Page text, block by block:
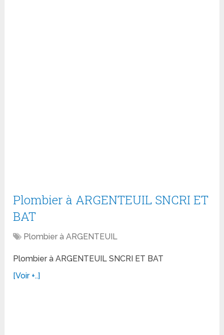
Plombier à ARGENTEUIL SNCRI ET
BAT
Plombier à ARGENTEUIL
Plombier à ARGENTEUIL SNCRI ET BAT
[Voir +..]